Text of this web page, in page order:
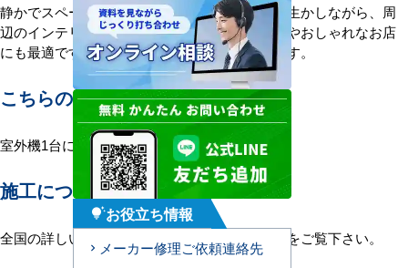
静かでスペース要らず。人気商品です。空間を生かしながら、周
辺のインテリアに溶け込みます。広いオフィスやおしゃれなお店
にも最適です。埋込不用なので、据付も簡単です。
こちらの機種について
室外機1台に室内機3台を接続する1対3構成。
施工について
全国の詳しい施工エリアに関しましては こちら をご覧下さい。
tips_and_updatesお役立ち情報
メーカー修理ご依頼連絡先